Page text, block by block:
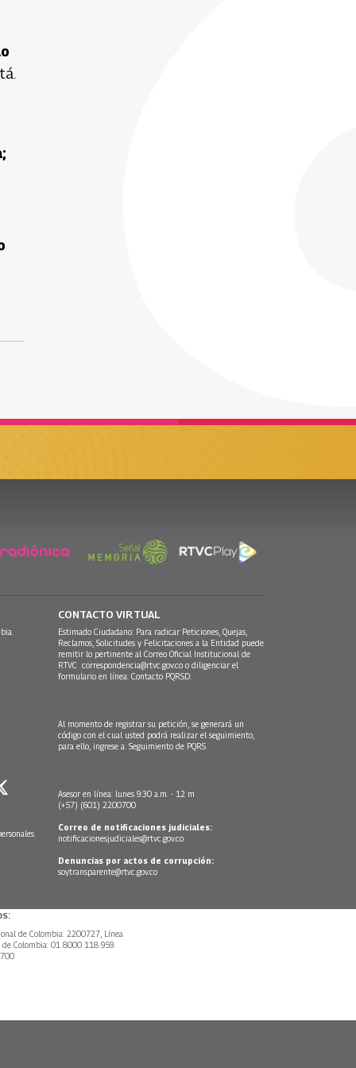
CONTACTO VIRTUAL
Estimado Ciudadano: Para radicar Peticiones, Quejas,
Reclamos, Solicitudes y Felicitaciones a la Entidad puede
remitir lo pertinente al Correo Oficial Institucional de
RTVC correspondencia@rtvc.gov.co o diligenciar el
formulario en línea: Contacto PQRSD.
Al momento de registrar su petición, se generará un
código con el cual usted podrá realizar el seguimiento,
para ello, ingrese a: Seguimiento de PQRS
Asesor en línea: lunes 9:30 a.m. - 12 m
(+57) (601) 2200700
Correo de notificaciones judiciales:
notificacionesjudiciales@rtvc.gov.co
Denuncias por actos de corrupción:
soytransparente@rtvc.gov.co
de Colombia: 2200727, Línea
Colombia: 01 8000 118 959.